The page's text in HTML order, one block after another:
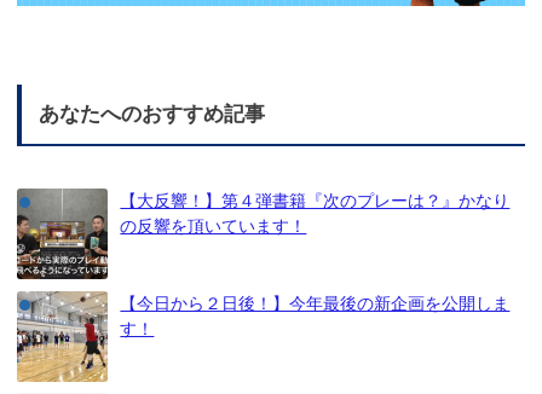
あなたへのおすすめ記事
【大反響！】第４弾書籍『次のプレーは？』かなり
の反響を頂いています！
【今日から２日後！】今年最後の新企画を公開しま
す！